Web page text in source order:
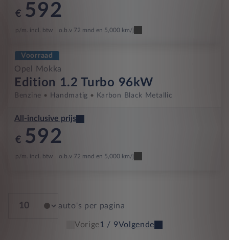
€ 592
p/m. incl. btw o.b.v 72 mnd en 5,000 km/j
Voorraad
Opel Mokka
Edition 1.2 Turbo 96kW
Benzine Handmatig Karbon Black Metallic
All-inclusive prijs
€ 592
p/m. incl. btw o.b.v 72 mnd en 5,000 km/j
auto's per pagina
Vorige1 / 9Volgende